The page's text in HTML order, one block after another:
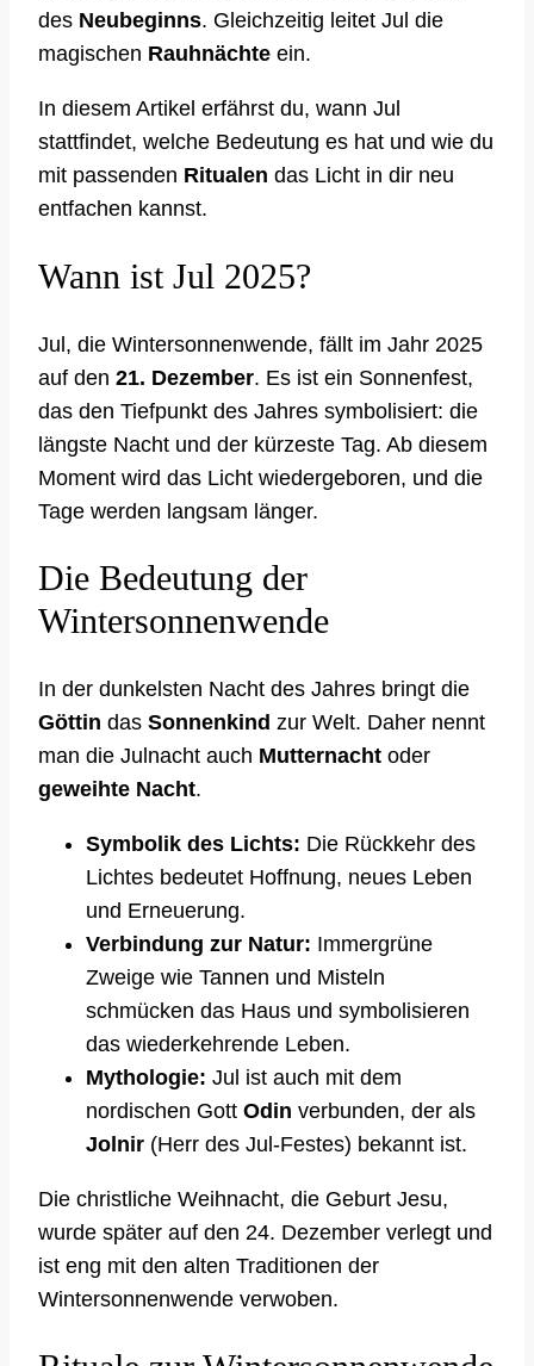
des Neubeginns. Gleichzeitig leitet Jul die
magischen Rauhnächte ein.
In diesem Artikel erfährst du, wann Jul
stattfindet, welche Bedeutung es hat und wie du
mit passenden Ritualen das Licht in dir neu
entfachen kannst.
Wann ist Jul 2025?
Jul, die Wintersonnenwende, fällt im Jahr 2025
auf den 21. Dezember. Es ist ein Sonnenfest,
das den Tiefpunkt des Jahres symbolisiert: die
längste Nacht und der kürzeste Tag. Ab diesem
Moment wird das Licht wiedergeboren, und die
Tage werden langsam länger.
Die Bedeutung der
Wintersonnenwende
In der dunkelsten Nacht des Jahres bringt die
Göttin das Sonnenkind zur Welt. Daher nennt
man die Julnacht auch Mutternacht oder
geweihte Nacht.
Symbolik des Lichts: Die Rückkehr des
Lichtes bedeutet Hoffnung, neues Leben
und Erneuerung.
Verbindung zur Natur: Immergrüne
Zweige wie Tannen und Misteln
schmücken das Haus und symbolisieren
das wiederkehrende Leben.
Mythologie: Jul ist auch mit dem
nordischen Gott Odin verbunden, der als
Jolnir (Herr des Jul-Festes) bekannt ist.
Die christliche Weihnacht, die Geburt Jesu,
wurde später auf den 24. Dezember verlegt und
ist eng mit den alten Traditionen der
Wintersonnenwende verwoben.